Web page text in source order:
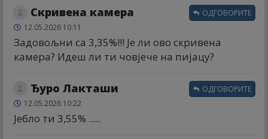
Скривена камера
12.05.2026 10:11
Задовољни са 3,35%!!! Је ли ово скривена
камера? Идеш ли ти човјече на пијацу?
ОДГОВОРИТЕ
Ђуро Лакташи
12.05.2026 10:22
Јебло ти 3,55% .....
ОДГОВОРИТЕ